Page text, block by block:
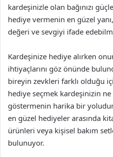
kardeşinizle olan bağınızı
hediye vermenin en güzel
değeri ve sevgiyi ifade
Kardeşinize hediye alırken
ihtiyaçlarını göz önünde
bireyin zevkleri farklı olduğu
hediye seçmek kardeşinizin
göstermenin harika bir
en güzel hediyeler arasında
ürünleri veya kişisel bakım
bulunuyor.